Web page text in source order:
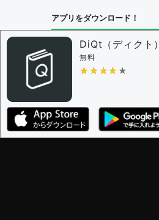
アプリをダウンロード！
DiQt（ディクト）
無料
★★★★★
★★★★★